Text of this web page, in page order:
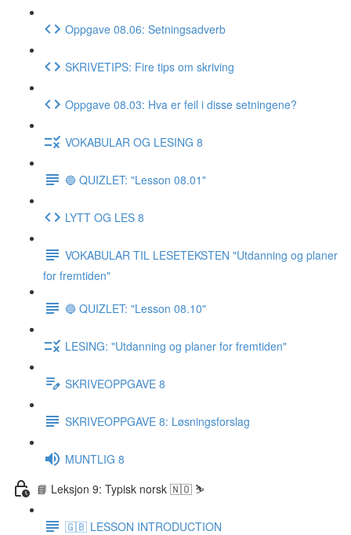
Oppgave 08.06: Setningsadverb
SKRIVETIPS: Fire tips om skriving
Oppgave 08.03: Hva er feil i disse setningene?
VOKABULAR OG LESING 8
🔵 QUIZLET: "Lesson 08.01"
LYTT OG LES 8
VOKABULAR TIL LESETEKSTEN "Utdanning og planer
for fremtiden"
🔵 QUIZLET: "Lesson 08.10"
LESING: "Utdanning og planer for fremtiden"
SKRIVEOPPGAVE 8
SKRIVEOPPGAVE 8: Løsningsforslag
MUNTLIG 8
📘 Leksjon 9: Typisk norsk 🇳🇴 ⛷
🇬🇧 LESSON INTRODUCTION